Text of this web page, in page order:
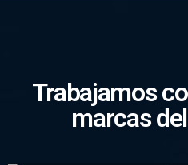
Trabajamos
marcas